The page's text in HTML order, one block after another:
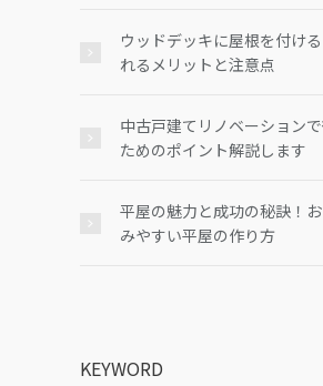
ウッドデッキに屋根を付け
れるメリットと注意点
中古戸建てリノベーション
ためのポイント解説します
平屋の魅力と成功の秘訣！
みやすい平屋の作り方
KEYWORD